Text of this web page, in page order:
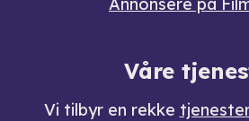
Våre
Vi tilbyr en rekke